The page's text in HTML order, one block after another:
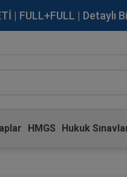
| FULL+FULL | Detaylı
HMGS Hukuk